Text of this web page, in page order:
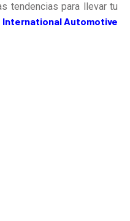
tendencias para llevar tu
International Automotive